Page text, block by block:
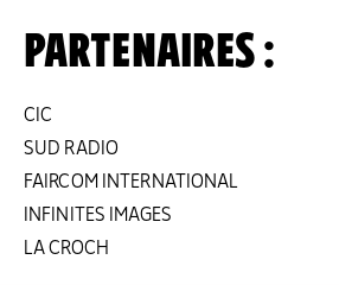
PARTENAIRES :
CIC
SUD RADIO
FAIRCOM INTERNATIONAL
INFINITES IMAGES
LA CROCH